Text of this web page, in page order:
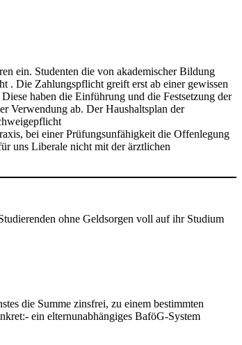
ein. Studenten die von akademischer Bildung
. Die Zahlungspflicht greift erst ab einer gewissen
haben die Einführung und die Festsetzung der
Verwendung ab. Der Haushaltsplan der
bei einer Prüfungsunfähigkeit die Offenlegung
uns Liberale nicht mit der ärztlichen
ohne Geldsorgen voll auf ihr Studium
die Summe zinsfrei, zu einem bestimmten
ein elternunabhängiges BaföG-System